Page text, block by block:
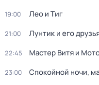
19:00 Лео и Тиг
21:00 Лунтик и его
22:45 Мастер Витя и
23:00 Спокойной ночи,